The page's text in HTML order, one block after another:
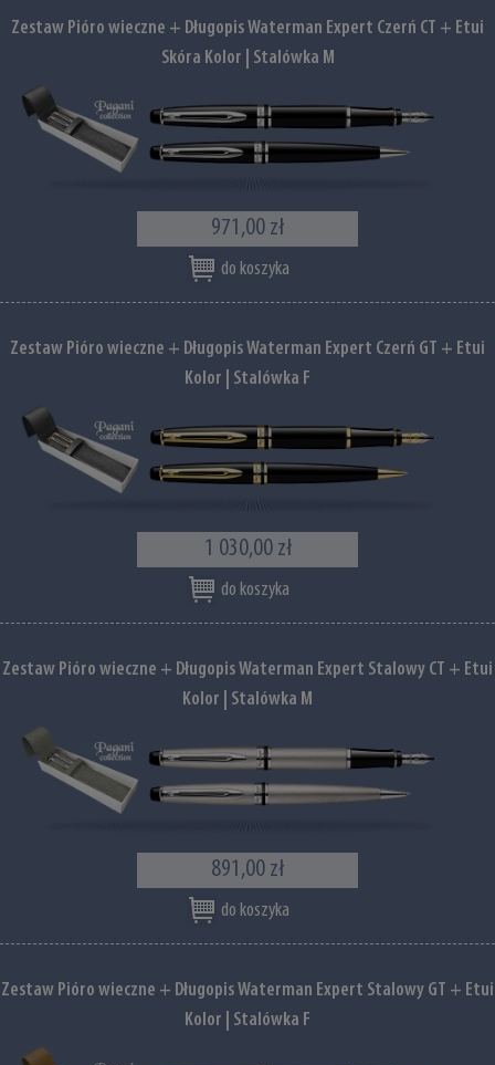
Zestaw Pióro wieczne + Długopis Waterman Expert Czerń CT + Etui
Skóra Kolor | Stalówka M
971,00 zł
do koszyka
Zestaw Pióro wieczne + Długopis Waterman Expert Czerń GT + Etui
Kolor | Stalówka F
1 030,00 zł
do koszyka
Zestaw Pióro wieczne + Długopis Waterman Expert Stalowy CT + Etui
Kolor | Stalówka M
891,00 zł
do koszyka
Zestaw Pióro wieczne + Długopis Waterman Expert Stalowy GT + Etui
Kolor | Stalówka F